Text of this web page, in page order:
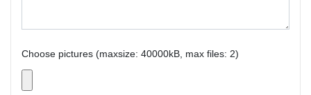
Choose pictures (maxsize: 40000kB, max files: 2)